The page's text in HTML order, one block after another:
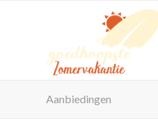
Aanbiedingen